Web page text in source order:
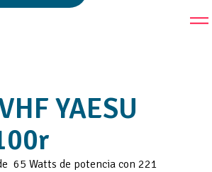
YAESU
65 Watts de potencia con 221